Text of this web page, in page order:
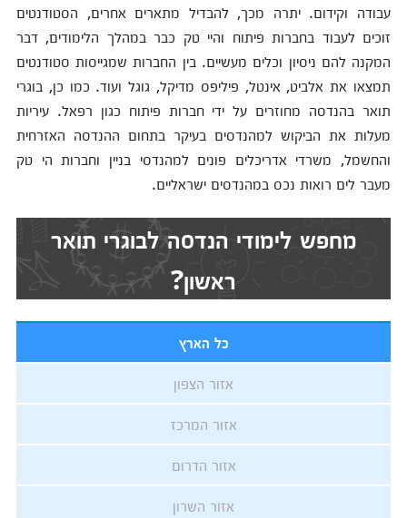
עבודה וקידום. יתרה מכך, להבדיל מתארים אחרים, הסטודנטים
זוכים לעבוד בחברות פיתוח והיי טק כבר במהלך הלימודים, דבר
המקנה להם ניסיון וכלים מעשיים. בין החברות שמגייסות סטודנטים
תמצאו את אלביט, אינטל, פיליפס מדיקל, גוגל ועוד. כמו כן, בוגרי
תואר בהנדסה מחוזרים על ידי חברות פיתוח כגון רפאל. עיריות
מעלות את הביקוש למהנדסים בעיקר בתחום ההנדסה האזרחית
והחשמל, משרדי אדריכלים פונים למהנדסי בניין וחברות הי טק
מעבר לים רואות נכס במהנדסים ישראליים.
מחפש לימודי הנדסה לבוגרי תואר
ראשון?
כל הארץ
אזור הצפון
אזור המרכז
אזור הדרום
אזור השרון